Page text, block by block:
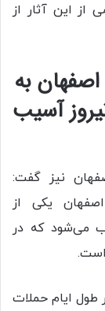
از این آثار از
به
آسیب
نیز گفت:
یکی از
می‌شود که در
طول ایام حملات